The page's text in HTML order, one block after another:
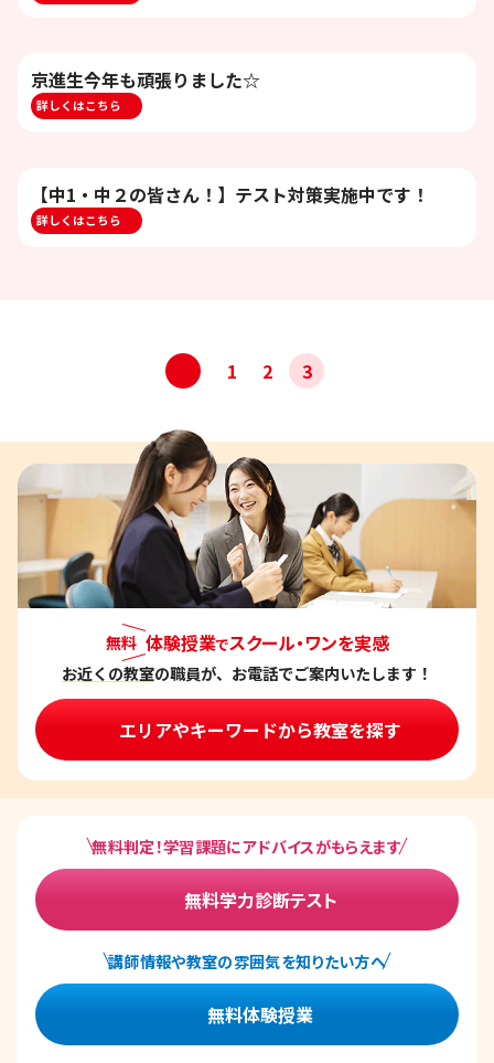
京進生今年も頑張りました☆
詳しくはこちら
【中1・中２の皆さん！】テスト対策実施中です！
詳しくはこちら
1 2 3
無料 体験授業でスクール・ワンを実感
お近くの教室の職員が、お電話でご案内いたします！
エリアやキーワードから教室を探す
無料判定！学習課題にアドバイスがもらえます
無料学力診断テスト
講師情報や教室の雰囲気を知りたい方へ
無料体験授業